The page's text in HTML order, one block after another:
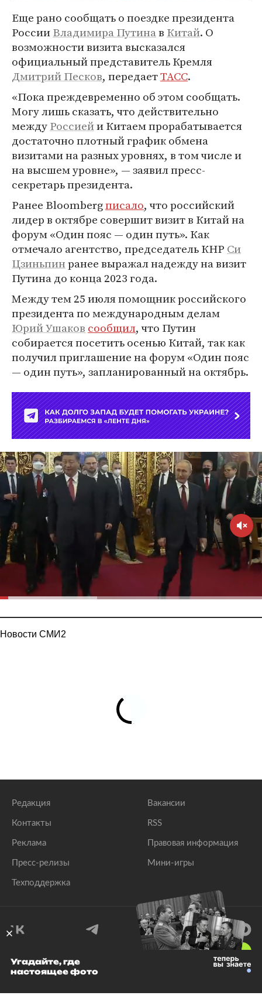
Еще рано сообщать о поездке президента
РоссииВладимира Путинав Китай. О
возможности визита высказался
официальный представитель Кремля
Дмитрий Песков, передаетТАСС.
«Пока преждевременно об этом сообщать.
Могу лишь сказать, что действительно
междуРоссиейи Китаем прорабатывается
достаточно плотный график обмена
визитами на разных уровнях, в том числе и
на высшем уровне», — заявил пресс-
секретарь президента.
Ранее Bloombergписало, что российский
лидер в октябре совершит визит в Китай на
форум «Один пояс — один путь». Как
отмечало агентство, председатель КНР Си
Цзиньпинранее выражал надежду на визит
Путина до конца 2023 года.
Между тем 25 июля помощник российского
президента по международным делам
Юрий Ушаков сообщил, что Путин
собирается посетить осенью Китай, так как
получил приглашение на форум «Один пояс
— один путь», запланированный на октябрь.
Новости СМИ2
Редакция
Контакты
Реклама
Пресс-релизы
Техподдержка
Вакансии
RSS
Правовая информация
Мини-игры
© 1999–2026 Все права защищены.
Угадайте, где
настоящее фото